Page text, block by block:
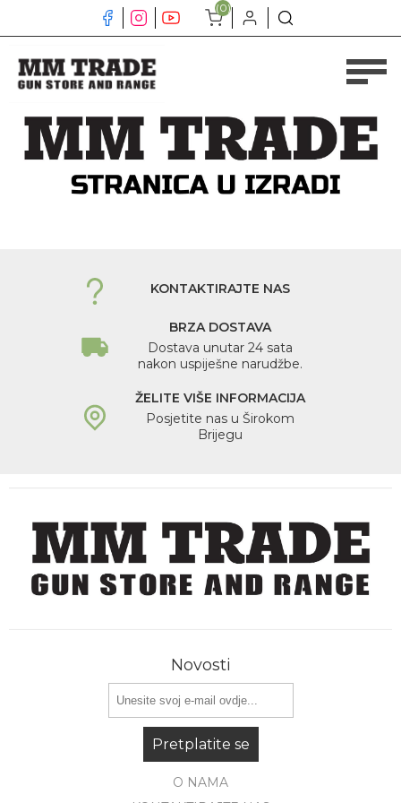
(0)
KONTAKTIRAJTE NAS
BRZA DOSTAVA
Dostava unutar 24 sata
nakon uspiješne narudžbe.
ŽELITE VIŠE INFORMACIJA
Posjetite nas u Širokom
Brijegu
Novosti
Pretplatite se
O NAMA